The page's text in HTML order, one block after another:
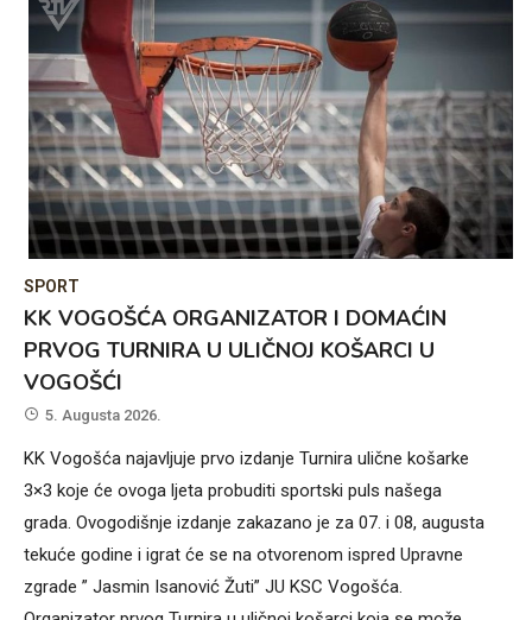
SPORT
KK VOGOŠĆA ORGANIZATOR I DOMAĆIN
PRVOG TURNIRA U ULIČNOJ KOŠARCI U
VOGOŠĆI
5. Augusta 2026.
KK Vogošća najavljuje prvo izdanje Turnira ulične košarke
3×3 koje će ovoga ljeta probuditi sportski puls našega
grada. Ovogodišnje izdanje zakazano je za 07. i 08, augusta
tekuće godine i igrat će se na otvorenom ispred Upravne
zgrade ” Jasmin Isanović Žuti” JU KSC Vogošća.